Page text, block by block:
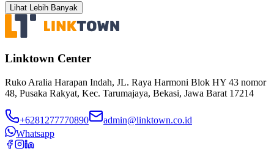
Lihat Lebih Banyak
Linktown Center
Ruko Aralia Harapan Indah, JL. Raya Harmoni Blok HY 43 nomor
48, Pusaka Rakyat, Kec. Tarumajaya, Bekasi, Jawa Barat 17214
+6281277770890
admin@linktown.co.id
Whatsapp